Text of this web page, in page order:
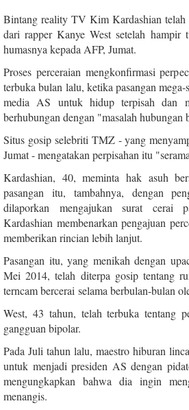
Bintang reality TV Kim Kardashian telah
dari rapper Kanye West setelah hampir
humasnya kepada AFP, Jumat.
Proses perceraian mengkonfirmasi
terbuka bulan lalu, ketika pasangan
media AS untuk hidup terpisah dan
berhubungan dengan "masalah hubungan
Situs gosip selebriti TMZ - yang
Jumat - mengatakan perpisahan itu
Kardashian, 40, meminta hak asuh
pasangan itu, tambahnya, dengan
dilaporkan mengajukan surat cerai
Kardashian membenarkan pengajuan
memberikan rincian lebih lanjut.
Pasangan itu, yang menikah dengan
Mei 2014, telah diterpa gosip tentang
terncam bercerai selama berbulan-bulan
West, 43 tahun, telah terbuka tentang
gangguan bipolar.
Pada Juli tahun lalu, maestro hiburan
untuk menjadi presiden AS dengan
mengungkapkan bahwa dia ingin
menangis.